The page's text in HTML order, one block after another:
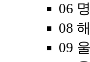
06
08
09